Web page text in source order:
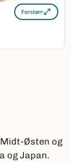
Forstørr
Østen og
og Japan.